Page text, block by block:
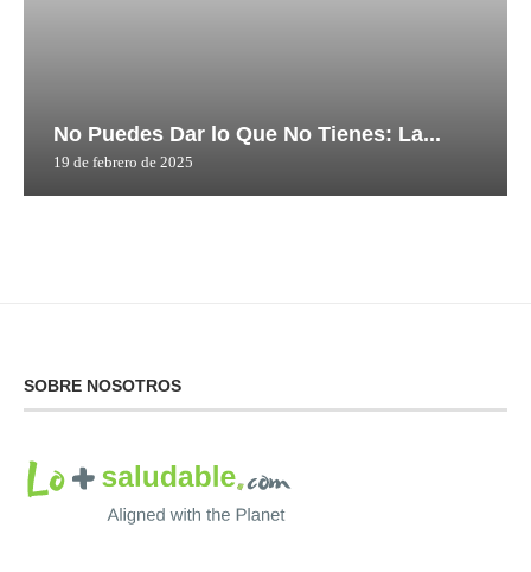
No Puedes Dar lo Que No Tienes: La...
19 de febrero de 2025
SOBRE NOSOTROS